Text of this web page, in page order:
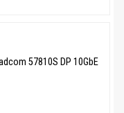
57810S DP 10GbE